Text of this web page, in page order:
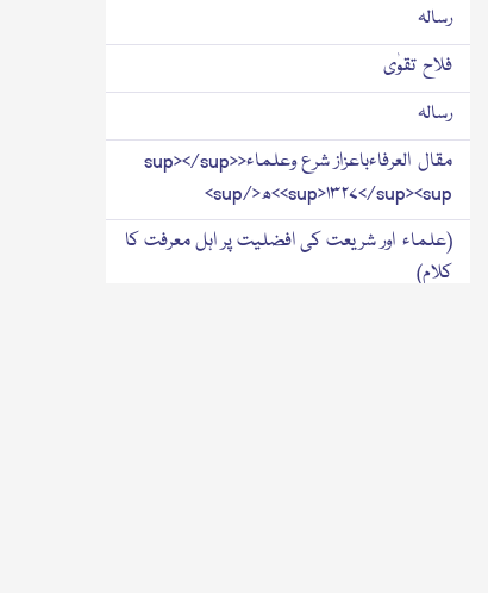
رسالہ
فلاح تقوٰی
رسالہ
مقال العرفاءباعزاز شرع وعلماء<sup></sup>
<sup>۱۳۲۷</sup><sup>ھ</sup>
(علماء اور شریعت کی افضلیت پر اہل معرفت کا
کلام)